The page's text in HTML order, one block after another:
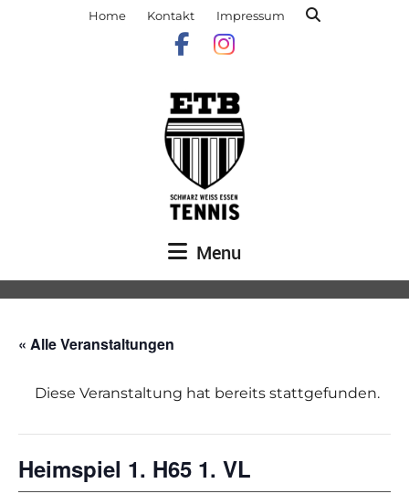
Home Kontakt Impressum
Menu
« Alle Veranstaltungen
Diese Veranstaltung hat bereits stattgefunden.
Heimspiel 1. H65 1. VL